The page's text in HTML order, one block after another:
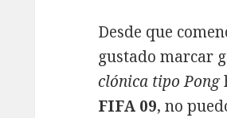
Desde que
gustado marcar
clónica tipo Pong
FIFA 09, no